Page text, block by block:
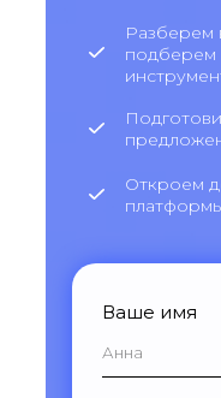
Ваше имя
Разберем
подберем
Откроем